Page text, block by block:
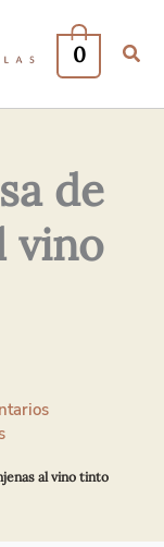
0
de
vino
al vino tinto